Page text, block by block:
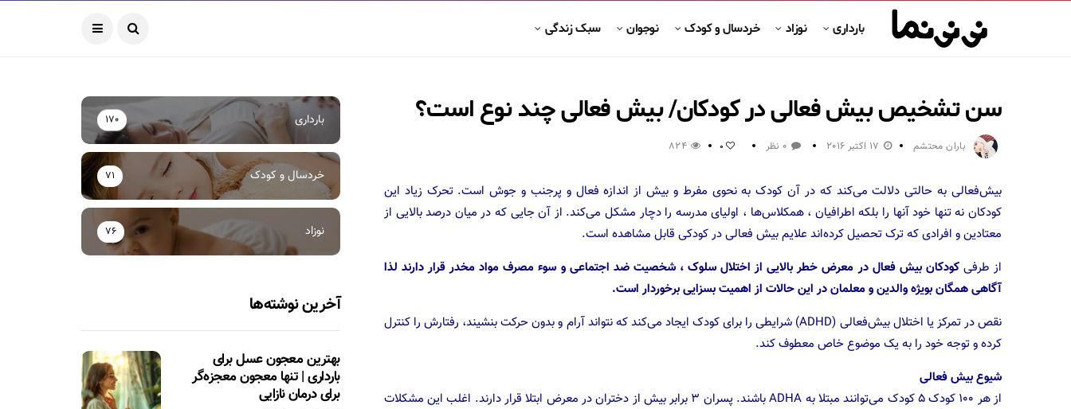
بارداری نوزاد خردسال و کودک نوجوان سبک زندگی
سن تشخیص بیش فعالی در کودکان/ بیش فعالی چند نوع است؟
باران محتشم 17 اکتبر 2016 0 نظر 0
824
بیش‌فعالی به حالتی دلالت می‌کند که در آن کودک به نحوی مفرط و بیش از اندازه فعال و پرجنب‌ و جوش است. تحرک زیاد این
کودکان نه تنها خود آنها را بلکه اطرافیان ، همکلاس‌ها ، اولیای مدرسه را دچار مشکل می‌کند. از آن جایی که در میان درصد بالایی از
معتادین و افرادی که ترک تحصیل کرده‌اند علایم بیش فعالی در کودکی قابل مشاهده است.
از طرفیکودکان بیش فعال در معرض خطر بالایی از اختلال سلوک ، شخصیت ضد اجتماعی و سوء مصرف مواد مخدر قرار دارند لذا
آگاهی همگان بویژه والدین و معلمان در این حالات از اهمیت بسزایی برخوردار است.
نقص در تمرکز یا اختلال بیش‌فعالی (ADHD) شرایطی را برای کودک ایجاد می‌کند که نتواند آرام و بدون حرکت بنشیند، رفتارش را کنترل
کرده و توجه خود را به یک موضوع خاص معطوف کند.
شیوع بیش فعالی
از هر ۱۰۰ کودک ۵ کودک می‌توانند مبتلا به ADHA باشند. پسران ۳ برابر بیش از دختران در معرض ابتلا قرار دارند. اغلب این مشکلات
بارداری 170
خردسال و کودک 71
نوزاد 76
آخرین نوشته‌ها
بهترین معجون عسل برای
بارداری | تنها معجون معجزه‌گر
برای درمان نازایی